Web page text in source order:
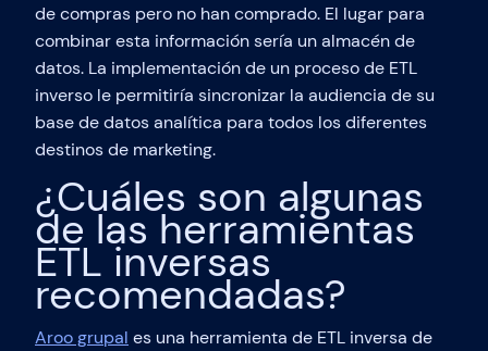
de compras pero no han comprado. El lugar para
combinar esta información sería un almacén de
datos. La implementación de un proceso de ETL
inverso le permitiría sincronizar la audiencia de su
base de datos analítica para todos los diferentes
destinos de marketing.
¿Cuáles son algunas
de las herramientas
ETL inversas
recomendadas?
Aroo grupal es una herramienta de ETL inversa de